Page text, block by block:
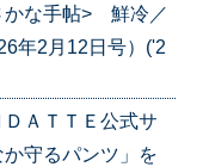
な手帖> 鮮冷／
年2月12日号）('2
ＡＴＴＥ公式サ
守るパンツ」を